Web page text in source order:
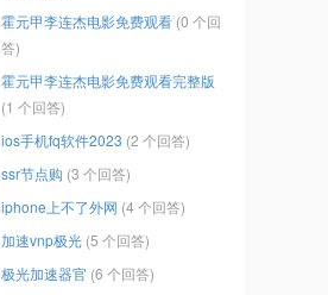
霍元甲李连杰电影免费观看 (0 个回
答)
霍元甲李连杰电影免费观看完整版
(1 个回答)
ios手机fq软件2023 (2 个回答)
ssr节点购 (3 个回答)
iphone上不了外网 (4 个回答)
加速vnp极光 (5 个回答)
极光加速器官 (6 个回答)